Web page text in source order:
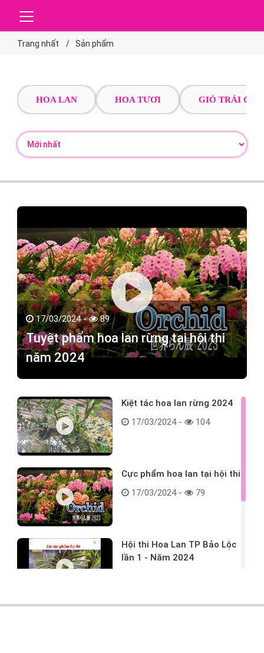
Trang nhất Sản phẩm
HOA LAN HOA TƯƠI GIỎ TRÁI CÂY
17/03/2024 - 89
Tuyệt phẩm hoa lan rừng tại hội thi
năm 2024
Kiệt tác hoa lan rừng 2024
17/03/2024 -
104
Cực phẩm hoa lan tại hội thi
17/03/2024 -
79
Hội thi Hoa Lan TP Bảo Lộc
lần 1 - Năm 2024